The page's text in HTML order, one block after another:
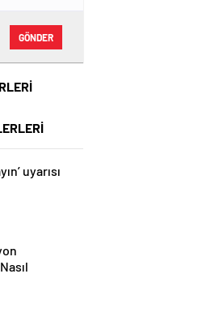
GÖNDER
uyarısı